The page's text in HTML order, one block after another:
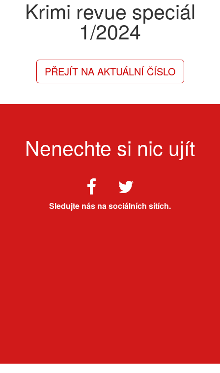
Krimi revue speciál
1/2024
PŘEJÍT NA AKTUÁLNÍ ČÍSLO
Nenechte si nic ujít
Sledujte nás na sociálních sítích.